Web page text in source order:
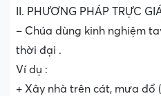
II. PHƯƠNG PHÁP TRỰC
– Chúa dùng kinh nghiệm
thời đại .
Ví dụ :
+ Xây nhà trên cát, mưa đổ (